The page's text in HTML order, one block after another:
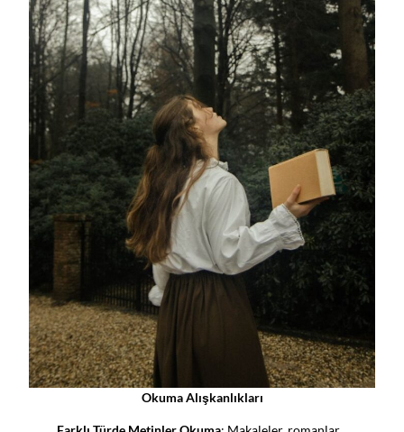
Okuma Alışkanlıkları